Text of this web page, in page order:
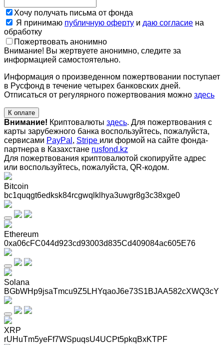
Хочу получать письма от фонда
Я принимаю публичную оферту и даю согласие на
обработку
Пожертвовать анонимно
Внимание! Вы жертвуете анонимно, следите за
информацией самостоятельно.
Информация о произведенном пожертвовании поступает
в Русфонд в течение четырех банковских дней.
Отписаться от регулярного пожертвования можно здесь
К оплате
Внимание! Криптовалюты здесь. Для пожертвования с
карты зарубежного банка воспользуйтесь, пожалуйста,
сервисами PayPal , Stripe или формой на сайте фонда-
партнера в Казахстане rusfond.kz
Для пожертвования криптовалютой скопируйте адрес
или воспользуйтесь, пожалуйста, QR-кодом.
Bitcoin
bc1quqgt6edksk84rcgwqlklhya3uwgr8g3c38xge0
Ethereum
0xa06cFC044d923cd93003d835Cd409084ac605E76
Solana
BGbWHp9jsaTmcu9Z5LHYqaoJ6e73S1BJAA582cXWQ3cY
XRP
rUHuTm5yeFf7WSpuqsU4UCPt5pkqBxKTPF